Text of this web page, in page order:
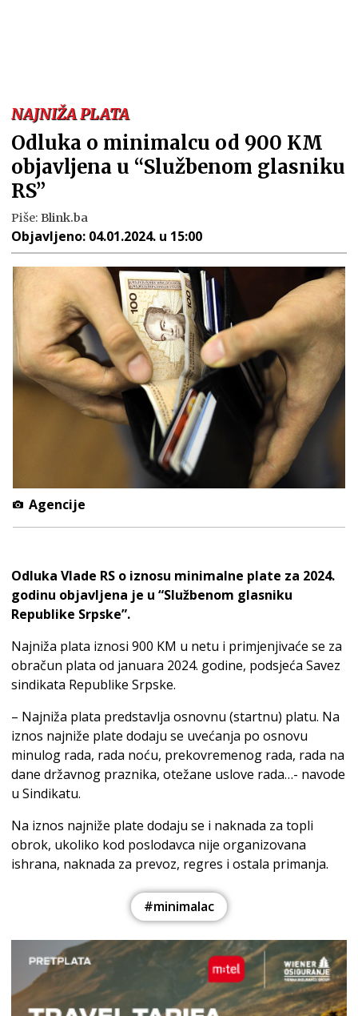
NAJNIŽA PLATA
Odluka o minimalcu od 900 KM
objavljena u “Službenom glasniku
RS”
Piše: Blink.ba
Objavljeno: 04.01.2024. u 15:00
Agencije
Odluka Vlade RS o iznosu minimalne plate za 2024.
godinu objavljena je u “Službenom glasniku
Republike Srpske”.
Najniža plata iznosi 900 KM u netu i primjenjivaće se za
obračun plata od januara 2024. godine, podsjeća Savez
sindikata Republike Srpske.
– Najniža plata predstavlja osnovnu (startnu) platu. Na
iznos najniže plate dodaju se uvećanja po osnovu
minulog rada, rada noću, prekovremenog rada, rada na
dane državnog praznika, otežane uslove rada…- navode
u Sindikatu.
Na iznos najniže plate dodaju se i naknada za topli
obrok, ukoliko kod poslodavca nije organizovana
ishrana, naknada za prevoz, regres i ostala primanja.
#minimalac